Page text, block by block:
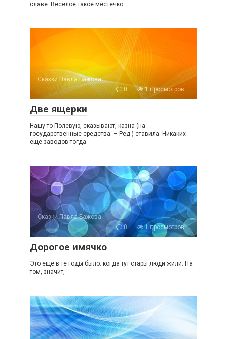
славе. Веселое такое местечко.
Сказки Павла Бажова
0
1 просмотров
Две ящерки
Нашу-то Полевую, сказывают, казна (на
государственные средства. – Ред.) ставила. Никаких
еще заводов тогда
Сказки Павла Бажова
0
1 просмотров
Дорогое имячко
Это еще в те годы было. когда тут стары люди жили. На
том, значит,